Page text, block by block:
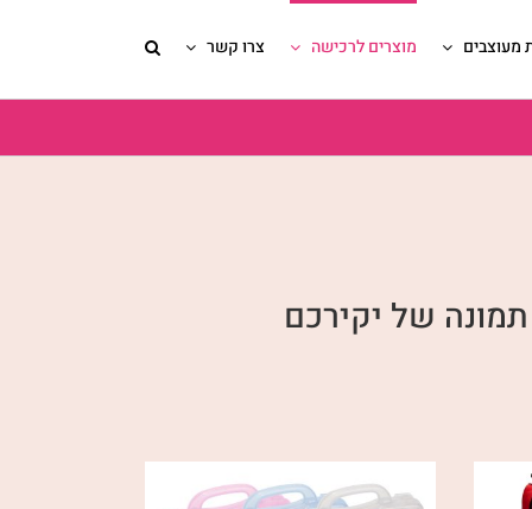
מעוצבים מוצרים לרכישה צרו קשר
של יקירכם